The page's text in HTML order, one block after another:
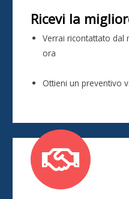
Ricevi la
Verrai ricontattato
ora
Ottieni un preventivo